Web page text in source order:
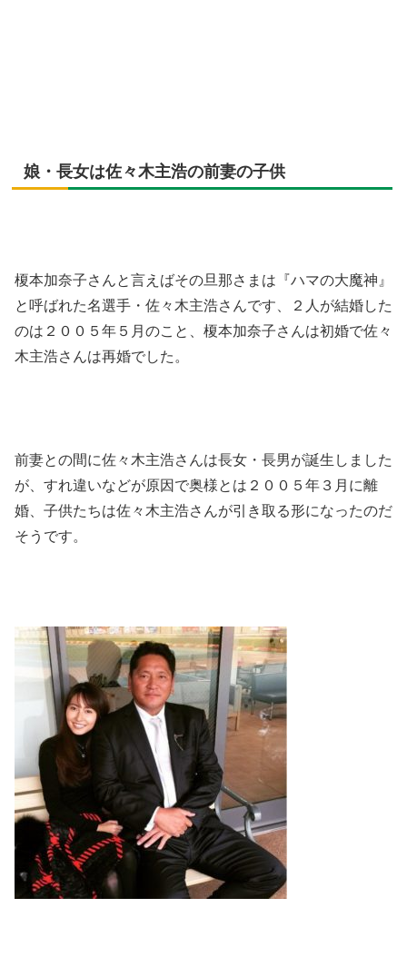
娘・長女は佐々木主浩の前妻の子供
榎本加奈子さんと言えばその旦那さまは『ハマの大魔神』
と呼ばれた名選手・佐々木主浩さんです、２人が結婚した
のは２００５年５月のこと、榎本加奈子さんは初婚で佐々
木主浩さんは再婚でした。
前妻との間に佐々木主浩さんは長女・長男が誕生しました
が、すれ違いなどが原因で奥様とは２００５年３月に離
婚、子供たちは佐々木主浩さんが引き取る形になったのだ
そうです。